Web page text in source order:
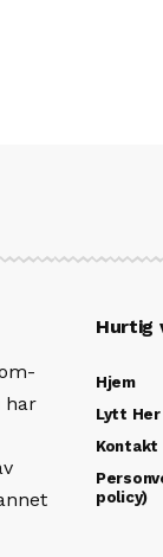
har
Hurtig
Hjem
Lytt Her
Kontakt
policy)